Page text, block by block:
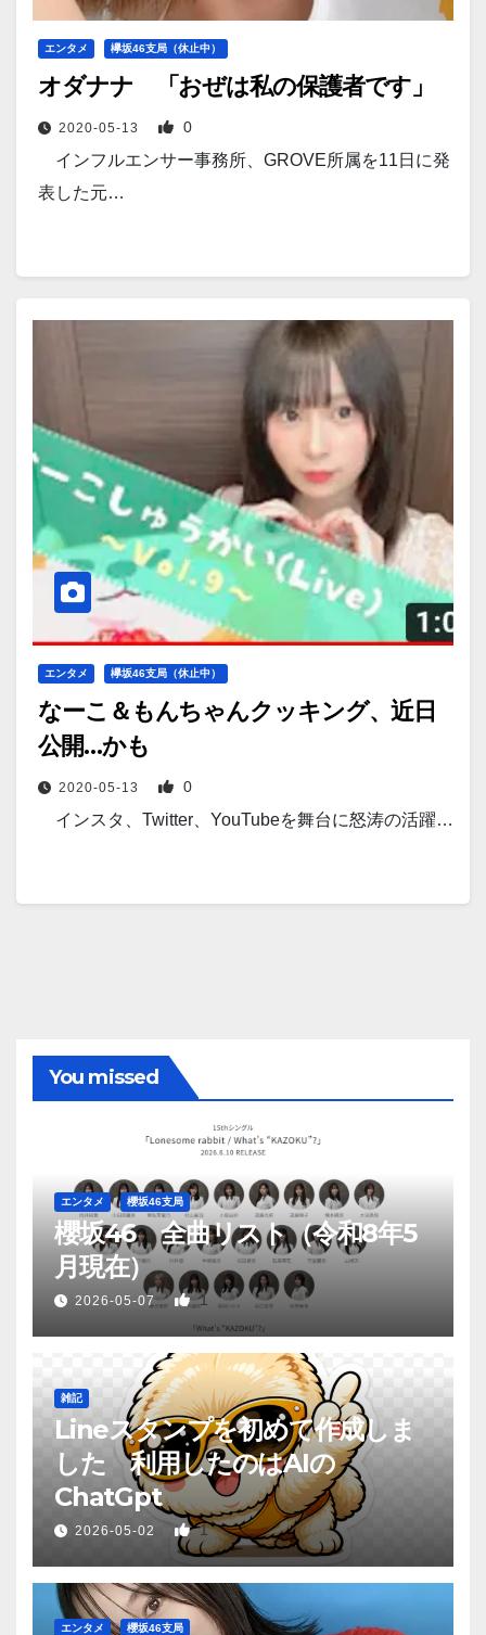
エンタメ 欅坂46支局（休止中）
オダナナ 「おぜは私の保護者です」
2020-05-13 0
インフルエンサー事務所、GROVE所属を11日に発
表した元…
エンタメ 欅坂46支局（休止中）
なーこ＆もんちゃんクッキング、近日
公開…かも
2020-05-13 0
インスタ、Twitter、YouTubeを舞台に怒涛の活躍…
You missed
エンタメ 櫻坂46支局
櫻坂46 全曲リスト（令和8年5
月現在）
2026-05-07 1
雑記
Lineスタンプを初めて作成しま
した 利用したのはAIの
ChatGpt
2026-05-02 1
エンタメ 櫻坂46支局